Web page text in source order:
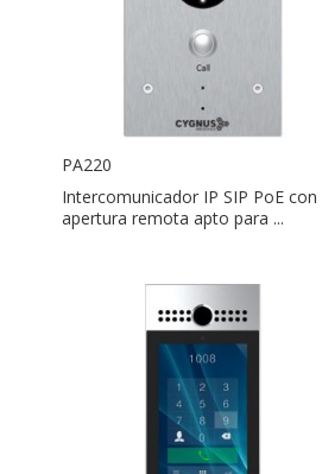
PA220
Intercomunicador IP SIP PoE con
apertura remota apto para ...